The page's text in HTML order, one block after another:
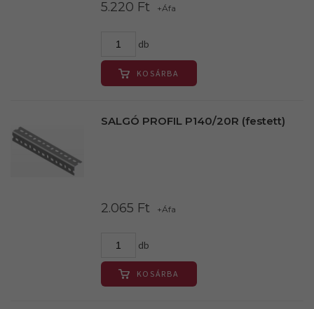
5.220 Ft +Áfa
db
KOSÁRBA
SALGÓ PROFIL P140/20R (festett)
2.065 Ft +Áfa
db
KOSÁRBA